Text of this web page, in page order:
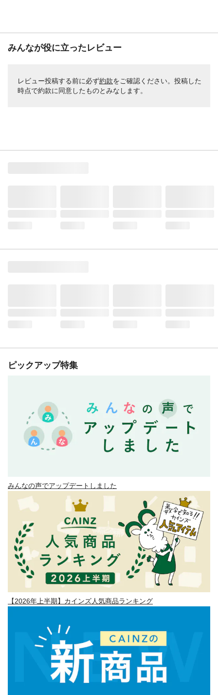
みんなが役に立ったレビュー
レビュー投稿する前に必ず約款をご確認ください。投稿した
時点で約款に同意したものとみなします。
ピックアップ特集
みんなの声でアップデートしました
【2026年上半期】カインズ人気商品ランキング